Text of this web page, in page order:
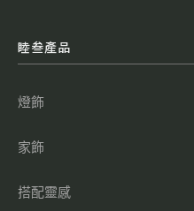
睦叁產品
燈飾
家飾
搭配靈感